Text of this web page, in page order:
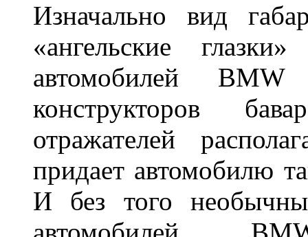
Изначально вид
«ангельские
автомобилей
конструкторов
отражателей
придает автомобилю
И без того